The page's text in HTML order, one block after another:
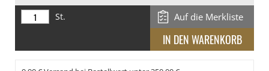
St.
Auf die Merkliste